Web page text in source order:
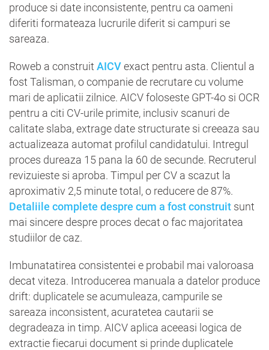
produce si date inconsistente, pentru ca oameni
diferiti formateaza lucrurile diferit si campuri se
sareaza.
Roweb a construit AICVexact pentru asta. Clientul a
fost Talisman, o companie de recrutare cu volume
mari de aplicatii zilnice. AICV foloseste GPT-4o si OCR
pentru a citi CV-urile primite, inclusiv scanuri de
calitate slaba, extrage date structurate si creeaza sau
actualizeaza automat profilul candidatului. Intregul
proces dureaza 15 pana la 60 de secunde. Recruterul
revizuieste si aproba. Timpul per CV a scazut la
aproximativ 2,5 minute total, o reducere de 87%.
Detaliile complete despre cum a fost construit sunt
mai sincere despre proces decat o fac majoritatea
studiilor de caz.
Imbunatatirea consistentei e probabil mai valoroasa
decat viteza. Introducerea manuala a datelor produce
drift: duplicatele se acumuleaza, campurile se
sareaza inconsistent, acuratetea cautarii se
degradeaza in timp. AICV aplica aceeasi logica de
extractie fiecarui document si prinde duplicatele